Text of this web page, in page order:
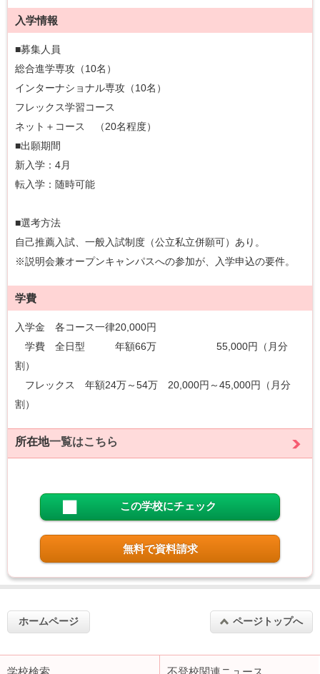
入学情報
■募集人員
総合進学専攻（10名）
インターナショナル専攻（10名）
フレックス学習コース
ネット＋コース （20名程度）
■出願期間
新入学：4月
転入学：随時可能
■選考方法
自己推薦入試、一般入試制度（公立私立併願可）あり。
※説明会兼オープンキャンパスへの参加が、入学申込の要件。
学費
入学金 各コース一律20,000円
学費 全日型 年額66万 55,000円（月分
割）
フレックス 年額24万～54万 20,000円～45,000円（月分
割）
所在地一覧はこちら
この学校にチェック
無料で資料請求
ホームページ ページトップへ
学校検索 不登校関連ニュース